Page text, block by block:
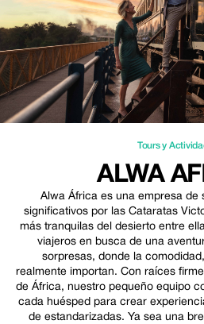
Tours y
ALWA
Alwa África es una empresa de
significativos por las Cataratas
más tranquilas del desierto entre
viajeros en busca de una
sorpresas, donde la
realmente importan. Con raíces
de África, nuestro pequeño equipo
cada huésped para crear
de estandarizadas. Ya sea una